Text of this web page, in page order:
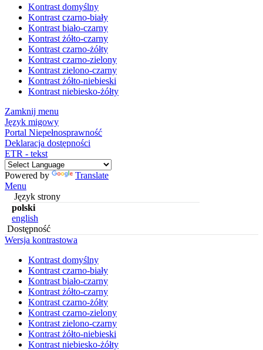
Kontrast domyślny
Kontrast czarno-biały
Kontrast biało-czarny
Kontrast żółto-czarny
Kontrast czarno-żółty
Kontrast czarno-zielony
Kontrast zielono-czarny
Kontrast żółto-niebieski
Kontrast niebiesko-żółty
Zamknij menu
Język migowy
Portal Niepełnosprawność
Deklaracja dostępności
ETR - tekst
Powered by
Translate
Menu
Język strony
polski
english
Dostępność
Wersja kontrastowa
Kontrast domyślny
Kontrast czarno-biały
Kontrast biało-czarny
Kontrast żółto-czarny
Kontrast czarno-żółty
Kontrast czarno-zielony
Kontrast zielono-czarny
Kontrast żółto-niebieski
Kontrast niebiesko-żółty